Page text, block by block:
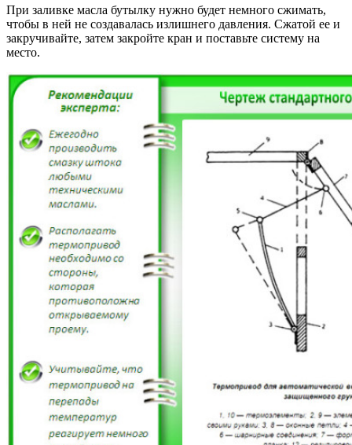
При заливке масла бутылку нужно будет немного сжимать,
чтобы в ней не создавалась излишнего давления. Сжатой ее и
закручивайте, затем закройте кран и поставьте систему на
место.